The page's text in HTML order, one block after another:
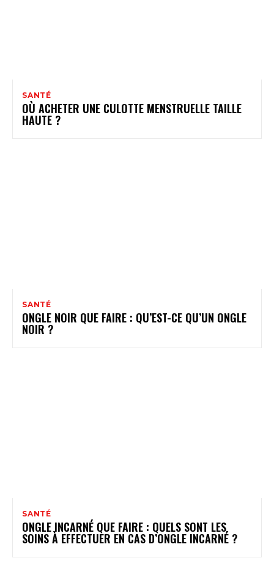
SANTÉ
OÙ ACHETER UNE CULOTTE MENSTRUELLE TAILLE
HAUTE ?
SANTÉ
ONGLE NOIR QUE FAIRE : QU’EST-CE QU’UN ONGLE
NOIR ?
SANTÉ
ONGLE INCARNÉ QUE FAIRE : QUELS SONT LES
SOINS À EFFECTUER EN CAS D’ONGLE INCARNÉ ?